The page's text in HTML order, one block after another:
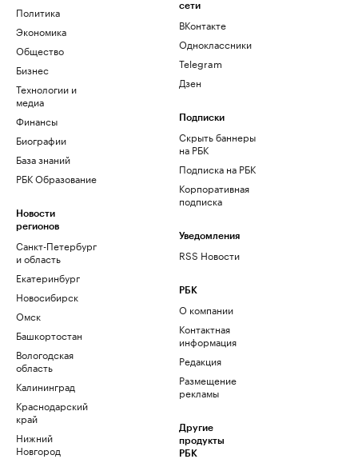
Политика
Экономика
Общество
Бизнес
Технологии и
медиа
Финансы
Биографии
База знаний
РБК Образование
Новости
регионов
Санкт-Петербург
и область
Екатеринбург
Новосибирск
Омск
Башкортостан
Вологодская
область
Калининград
Краснодарский
край
Нижний
Новгород
сети
ВКонтакте
Одноклассники
Telegram
Дзен
Подписки
Скрыть баннеры
на РБК
Подписка на РБК
Корпоративная
подписка
Уведомления
RSS Новости
РБК
О компании
Контактная
информация
Редакция
Размещение
рекламы
Другие
продукты
РБК